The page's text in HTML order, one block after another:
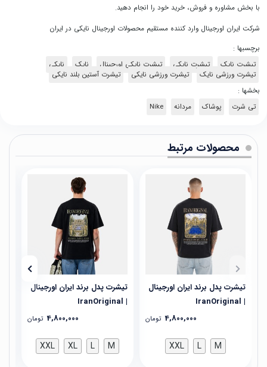
با بخش مشاوره و فروش، خرید خود را انجام دهید.
شرکت ایران اورجینال وارد کننده مستقیم محصولات اورجینال نایکی در ایران
برچسبها :
تیشرت نایک
تیشرت نایکی تیشرت نایکی اورجینال نایک
نایکی
تیشرت ورزشی نایک
تیشرت ورزشی نایکی
تیشرت آستین بلند نایکی
بخشها :
تی شرت
پوشاک مردانه Nike
محصولات مرتبط
تیشرت پدل برند ایران اورجینال
| IranOriginal
4,800,000 تومان
M
L
XXL
تیشرت پدل برند ایران اورجینال
| IranOriginal
4,800,000 تومان
M
L
XL
XXL